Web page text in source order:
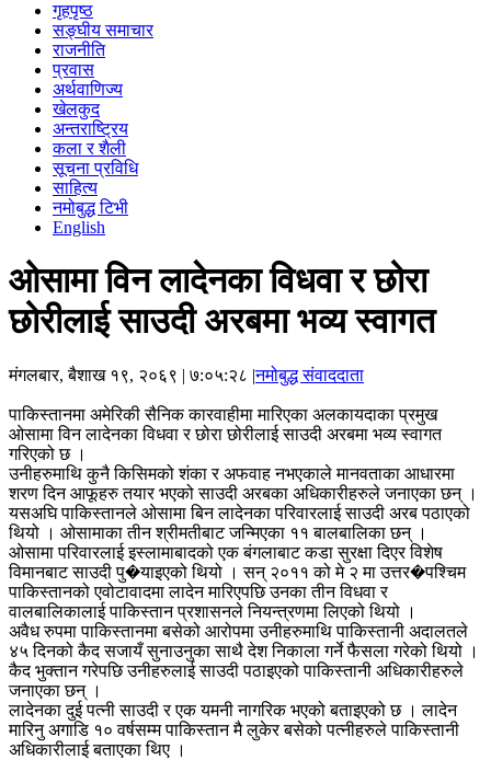
गृहपृष्ठ
सङ्घीय समाचार
राजनीति
प्रवास
अर्थवाणिज्य
खेलकुद
अन्तराष्ट्रिय
कला र शैली
सूचना प्रविधि
साहित्य
नमोबुद्ध टिभी
English
ओसामा विन लादेनका विधवा र छोरा
छोरीलाई साउदी अरबमा भव्य स्वागत
मंगलबार, बैशाख १९, २०६९ | ७:०५:२८ |नमोबुद्ध संवाददाता
पाकिस्तानमा अमेरिकी सैनिक कारवाहीमा मारिएका अलकायदाका प्रमुख
ओसामा विन लादेनका विधवा र छोरा छोरीलाई साउदी अरबमा भव्य स्वागत
गरिएको छ ।
उनीहरुमाथि कुनै किसिमको शंका र अफवाह नभएकाले मानवताका आधारमा
शरण दिन आफूहरु तयार भएको साउदी अरबका अधिकारीहरुले जनाएका छन् ।
यसअघि पाकिस्तानले ओसामा बिन लादेनका परिवारलाई साउदी अरब पठाएको
थियो । ओसामाका तीन श्रीमतीबाट जन्मिएका ११ बालबालिका छन् ।
ओसामा परिवारलाई इस्लामाबादको एक बंगलाबाट कडा सुरक्षा दिएर विशेष
विमानबाट साउदी पु�याइएको थियो । सन् २०११ को मे २ मा उत्तर�पश्चिम
पाकिस्तानको एवोटावादमा लादेन मारिएपछि उनका तीन विधवा र
वालबालिकालाई पाकिस्तान प्रशासनले नियन्त्रणमा लिएको थियो ।
अवैध रुपमा पाकिस्तानमा बसेको आरोपमा उनीहरुमाथि पाकिस्तानी अदालतले
४५ दिनको कैद सजायँ सुनाउनुका साथै देश निकाला गर्ने फैसला गरेको थियो ।
कैद भुक्तान गरेपछि उनीहरुलाई साउदी पठाइएको पाकिस्तानी अधिकारीहरुले
जनाएका छन् ।
लादेनका दुई पत्नी साउदी र एक यमनी नागरिक भएको बताइएको छ । लादेन
मारिनु अगाडि १० वर्षसम्म पाकिस्तान मै लुकेर बसेको पत्नीहरुले पाकिस्तानी
अधिकारीलाई बताएका थिए ।